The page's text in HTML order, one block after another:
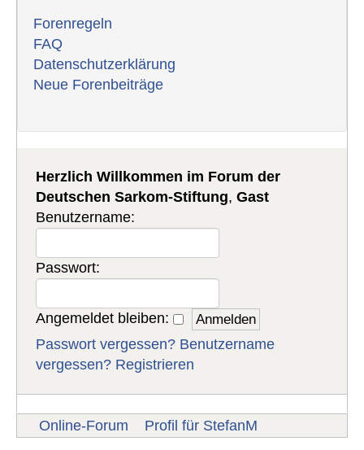
Forenregeln
FAQ
Datenschutzerklärung
Neue Forenbeiträge
Herzlich Willkommen im Forum der
Deutschen Sarkom-Stiftung,Gast
Benutzername:
Passwort:
Angemeldet bleiben:
Passwort vergessen? Benutzername
vergessen? Registrieren
Online-Forum Profil für StefanM